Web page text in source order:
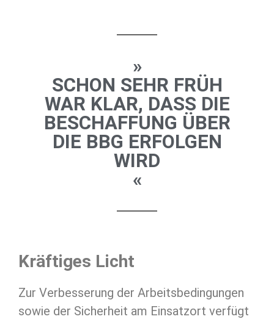
»
SCHON SEHR FRÜH
WAR KLAR, DASS DIE
BESCHAFFUNG ÜBER
DIE BBG ERFOLGEN
WIRD
«
Kräftiges Licht
Zur Verbesserung der Arbeitsbedingungen
sowie der Sicherheit am Einsatzort verfügt